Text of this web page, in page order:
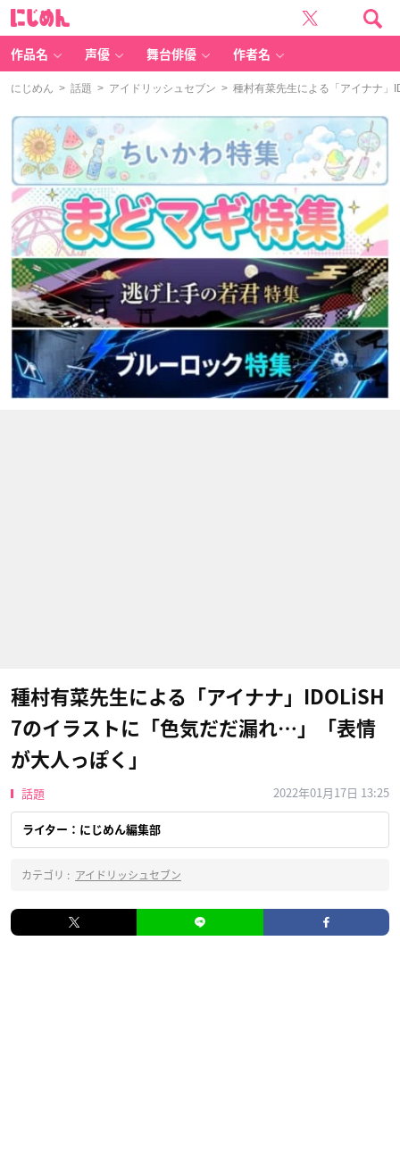
作品名 声優 舞台俳優 作者名
にじめん > 話題 > アイドリッシュセブン > 種村有菜先生による「アイナナ
種村有菜先生による「アイナナ」IDOLiSH
7のイラストに「色気だだ漏れ…」「表情
が大人っぽく」
話題 2022年01月17日 13:25
ライター：にじめん編集部
カテゴリ : アイドリッシュセブン